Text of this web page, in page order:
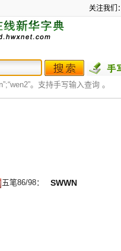
关注我们：
”;“wen2”。支持手写输入查询 。
五笔86/98： SWWN